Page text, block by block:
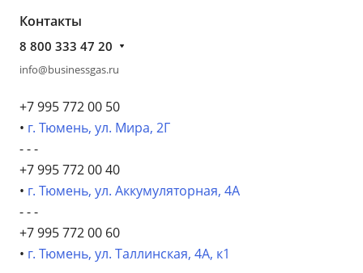
Контакты
8 800 333 47 20
info@businessgas.ru
+7 995 772 00 50
• г. Тюмень, ул. Мира, 2Г
- - -
+7 995 772 00 40
• г. Тюмень, ул. Аккумуляторная, 4А
- - -
+7 995 772 00 60
• г. Тюмень, ул. Таллинская, 4А, к1